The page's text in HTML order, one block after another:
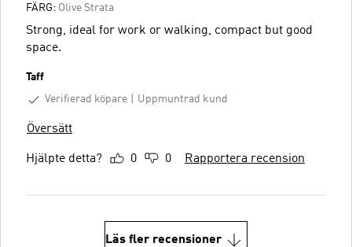
FÄRG: Olive Strata
Strong, ideal for work or walking, compact but good
space.
Taff
Verifierad köpare
Uppmuntrad kund
Översätt
Hjälpte detta? 0 0 Rapportera recension
Läs fler recensioner